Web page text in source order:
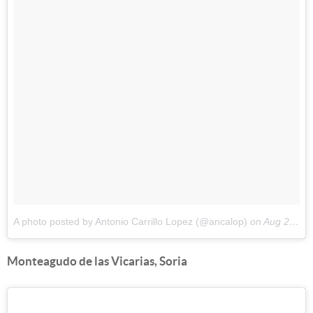
A photo posted by Antonio Carrillo Lopez (@ancalop) on Aug 29, 2016 at 7:05am PDT
Monteagudo de las Vicarias, Soria